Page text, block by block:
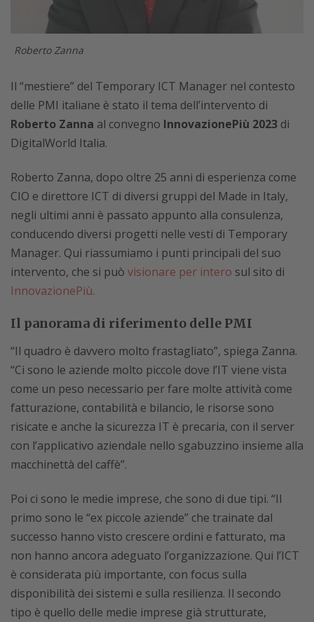
Roberto Zanna
Il “mestiere” del Temporary ICT Manager nel contesto
delle PMI italiane è stato il tema dell’intervento di
Roberto Zanna al convegno InnovazionePiù 2023 di
DigitalWorld Italia.
Roberto Zanna, dopo oltre 25 anni di esperienza come
CIO e direttore ICT di diversi gruppi del Made in Italy,
negli ultimi anni è passato appunto alla consulenza,
conducendo diversi progetti nelle vesti di Temporary
Manager. Qui riassumiamo i punti principali del suo
intervento, che si può visionare per intero sul sito di
InnovazionePiù.
Il panorama di riferimento delle PMI
“Il quadro è davvero molto frastagliato”, spiega Zanna.
“Ci sono le aziende molto piccole dove l’IT viene vista
come un peso necessario per fare molte attività come
fatturazione, contabilità e bilancio, le risorse sono
risicate e anche la sicurezza IT è precaria, con il server
con l’applicativo aziendale nello sgabuzzino insieme alla
macchinettà del caffè”.
Poi ci sono le medie imprese, che sono di due tipi. “Il
primo sono le “ex piccole aziende” che trainate dal
successo hanno visto crescere ordini e fatturato, ma
non hanno ancora adeguato l’organizzazione. Qui l’ICT
è considerata più importante, con focus sulla
disponibilità dei sistemi e sulla resilienza. Il secondo
tipo è quello delle medie imprese già strutturate,